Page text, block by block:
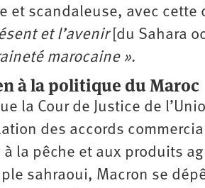
et scandaleuse, avec cette
et l’avenir [du Sahara
marocaine ».
à la politique du Maroc
la Cour de Justice de
des accords
à la pêche et aux produits
sahraoui, Macron se